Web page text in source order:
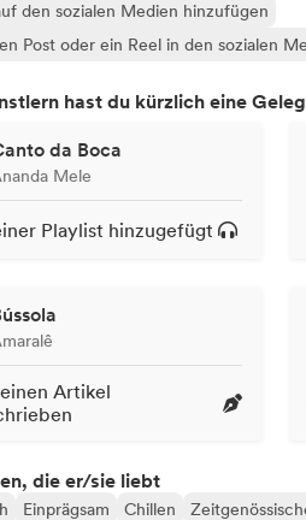
den sozialen Medien hinzufügen
Post oder ein Reel in den sozialen
hast du kürzlich eine
da Boca
Mele
Playlist hinzugefügt
Artikel
die er/sie liebt
Einprägsam Chillen